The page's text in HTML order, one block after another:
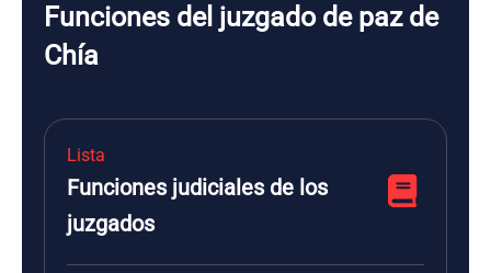
Funciones del juzgado de paz de
Chía
Lista
Funciones judiciales de los
juzgados